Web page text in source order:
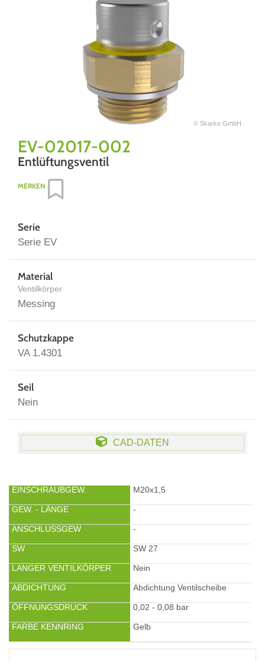
© Skarke GmbH
EV-02017-002
Entlüftungsventil
MERKEN
Serie
Serie EV
Material
Ventilkörper
Messing
Schutzkappe
VA 1.4301
Seil
Nein
CAD-DATEN
EINSCHRAUBGEW.
GEW. - LÄNGE
ANSCHLUSSGEW
SW
LANGER VENTILKÖRPER
ABDICHTUNG
ÖFFNUNGSDRUCK
FARBE KENNRING
M20x1,5
-
-
SW 27
Nein
Abdichtung Ventilscheibe
0,02 - 0,08 bar
Gelb